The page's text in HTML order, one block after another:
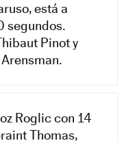
está a
segundos.
Pinot y
Roglic con 14
Thomas,